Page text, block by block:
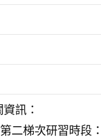
訊：
二梯次研習時段：